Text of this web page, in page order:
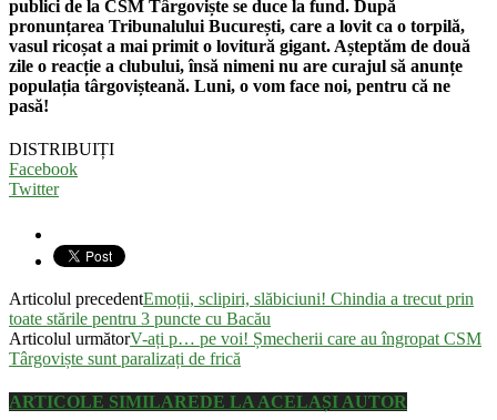
publici de la CSM Târgoviște se duce la fund. După
pronunțarea Tribunalului București, care a lovit ca o torpilă,
vasul ricoșat a mai primit o lovitură gigant. Așteptăm de două
zile o reacție a clubului, însă nimeni nu are curajul să anunțe
populația târgovișteană. Luni, o vom face noi, pentru că ne
pasă!
DISTRIBUIȚI
Facebook
Twitter
Articolul precedentEmoții, sclipiri, slăbiciuni! Chindia a trecut prin
toate stările pentru 3 puncte cu Bacău
Articolul următorV-ați p… pe voi! Șmecherii care au îngropat CSM
Târgoviște sunt paralizați de frică
ARTICOLE SIMILAREDE LA ACELAȘI AUTOR